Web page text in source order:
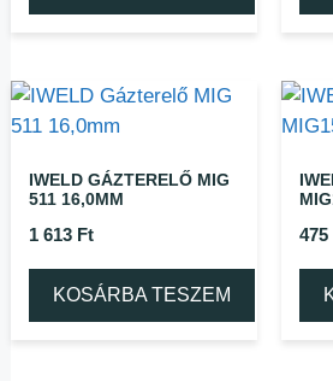
IWELD GÁZTERELŐ MIG
511 16,0MM
1 613 Ft
KOSÁRBA TESZEM
475